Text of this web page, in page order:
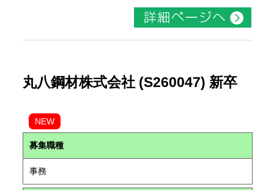
丸八鋼材株式会社 (S260047) 新卒
NEW
募集職種
事務